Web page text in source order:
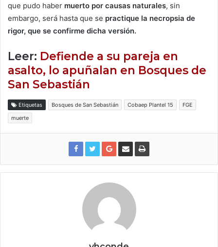
que pudo haber muerto por causas naturales, sin
embargo, será hasta que se practique la necropsia de
rigor, que se confirme dicha versión.
Leer: Defiende a su pareja en
asalto, lo apuñalan en Bosques de
San Sebastián
Etiquetas Bosques de San Sebastián Cobaep Plantel 15
FGE
muerte